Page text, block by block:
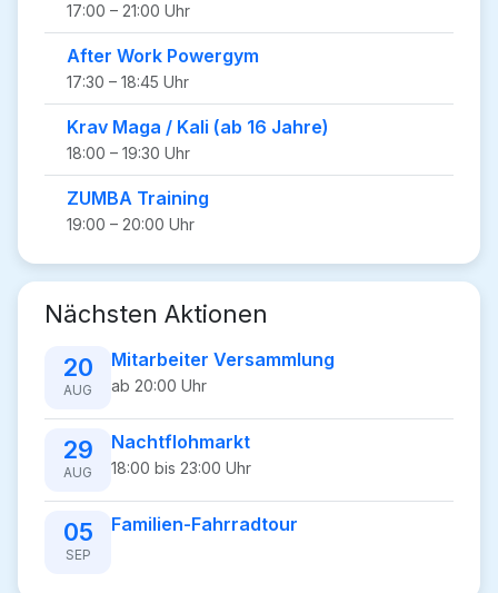
17:00 – 21:00 Uhr
After Work Powergym
17:30 – 18:45 Uhr
Krav Maga / Kali (ab 16 Jahre)
18:00 – 19:30 Uhr
ZUMBA Training
19:00 – 20:00 Uhr
Nächsten Aktionen
20
AUG
Mitarbeiter Versammlung
ab 20:00 Uhr
29
AUG
Nachtflohmarkt
18:00 bis 23:00 Uhr
05
SEP
Familien-Fahrradtour